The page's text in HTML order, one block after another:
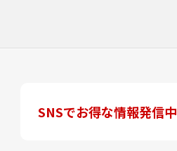
SNSでお得な情報発信中